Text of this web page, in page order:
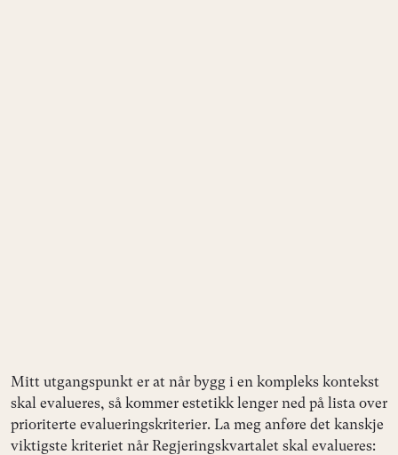
Mitt utgangspunkt er at når bygg i en kompleks kontekst
skal evalueres, så kommer estetikk lenger ned på lista over
prioriterte evalueringskriterier. La meg anføre det kanskje
viktigste kriteriet når Regjeringskvartalet skal evalueres: